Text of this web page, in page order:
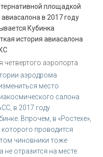
площадкой
авиасалона в 2017 году
Кубинка
история авиасалона
четвертого аэропорта
аэродрома
место
салона
в 2017 году
Впрочем, в «Ростехе»,
проводится
чиновники тоже
не отразится на месте